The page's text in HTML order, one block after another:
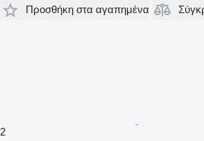
Προσθήκη στα αγαπημένα
2